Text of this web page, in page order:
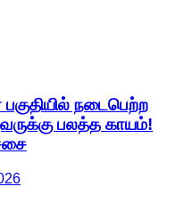
பகுதியில் நடைபெற்ற
பலத்த காயம்!